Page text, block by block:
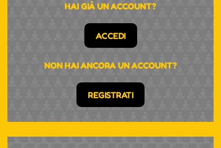
HAI GIÀ UN ACCOUNT?
ACCEDI
NON HAI ANCORA UN ACCOUNT?
REGISTRATI